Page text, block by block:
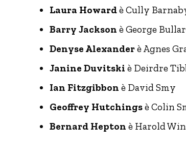
Laura Howardè Cully
Barry Jackson è George
Denyse Alexanderè Agnes
Janine Duvitski è Deirdre
Ian Fitzgibbon è David Smy
Geoffrey Hutchingsè Colin
Bernard Hepton è Harold